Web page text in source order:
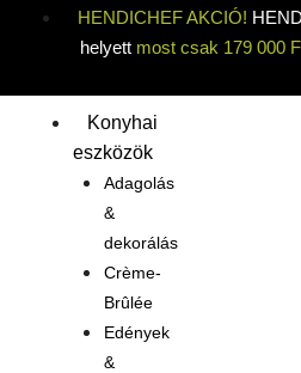
HENDICHEF AKCIÓ!
helyett most csak 179 000
Konyhai
eszközök
Adagolás
&
dekorálás
Crème-
Brûlée
Edények
&